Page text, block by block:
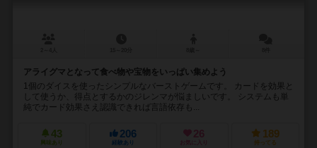
アライグマとなって食べ物や宝物をいっぱい集めよう
1個のダイスを使ったシンプルなバーストゲームです。 カードを効果と
して使うか、得点とするかのジレンマが悩ましいです。 システムも単
純でカード効果さえ認識できれば言語依存も...
43
興味あり
206
経験あり
26
お気に入り
189
持ってる